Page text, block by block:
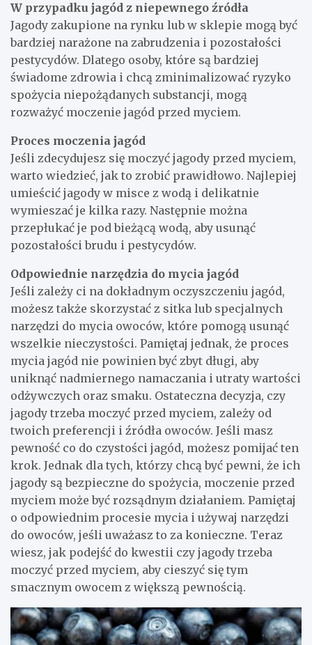
W przypadku jagód z niepewnego źródła
Jagody zakupione na rynku lub w sklepie mogą być
bardziej narażone na zabrudzenia i pozostałości
pestycydów. Dlatego osoby, które są bardziej
świadome zdrowia i chcą zminimalizować ryzyko
spożycia niepożądanych substancji, mogą
rozważyć moczenie jagód przed myciem.
Proces moczenia jagód
Jeśli zdecydujesz się moczyć jagody przed myciem,
warto wiedzieć, jak to zrobić prawidłowo. Najlepiej
umieścić jagody w misce z wodą i delikatnie
wymieszać je kilka razy. Następnie można
przepłukać je pod bieżącą wodą, aby usunąć
pozostałości brudu i pestycydów.
Odpowiednie narzędzia do mycia jagód
Jeśli zależy ci na dokładnym oczyszczeniu jagód,
możesz także skorzystać z sitka lub specjalnych
narzędzi do mycia owoców, które pomogą usunąć
wszelkie nieczystości. Pamiętaj jednak, że proces
mycia jagód nie powinien być zbyt długi, aby
uniknąć nadmiernego namaczania i utraty wartości
odżywczych oraz smaku. Ostateczna decyzja, czy
jagody trzeba moczyć przed myciem, zależy od
twoich preferencji i źródła owoców. Jeśli masz
pewność co do czystości jagód, możesz pomijać ten
krok. Jednak dla tych, którzy chcą być pewni, że ich
jagody są bezpieczne do spożycia, moczenie przed
myciem może być rozsądnym działaniem. Pamiętaj
o odpowiednim procesie mycia i używaj narzędzi
do owoców, jeśli uważasz to za konieczne. Teraz
wiesz, jak podejść do kwestii czy jagody trzeba
moczyć przed myciem, aby cieszyć się tym
smacznym owocem z większą pewnością.